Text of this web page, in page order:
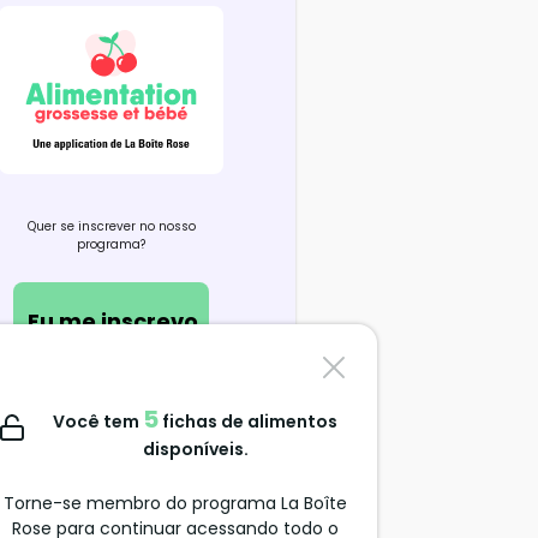
Quer se inscrever no nosso
programa?
Eu me inscrevo
Contate-nos
support@alimentation-
Você tem 5 fichas de alimentos
disponíveis.
Torne-se membro do programa La Boîte
Rose para continuar acessando todo o